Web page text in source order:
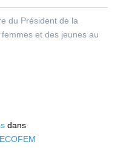
du Président de la
et des jeunes au
dans